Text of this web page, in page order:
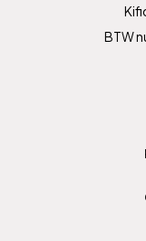
BTW